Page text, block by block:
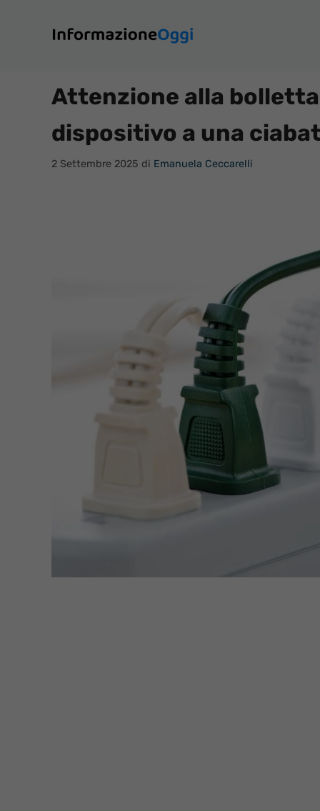
contenuto
Attenzione alla
dispositivo a una
2 Settembre 2025 di Emanuela Ceccarelli